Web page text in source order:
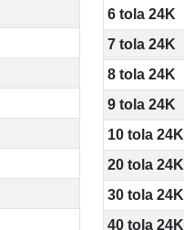
6 tola 24K
7 tola 24K
8 tola 24K
9 tola 24K
10 tola 24K
20 tola 24K
30 tola 24K
40 tola 24K